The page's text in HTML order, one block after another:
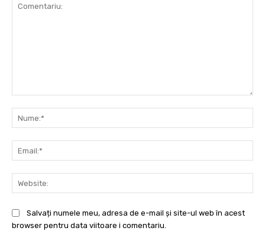
Salvați numele meu, adresa de e-mail și site-ul web în acest
browser pentru data viitoare i comentariu.